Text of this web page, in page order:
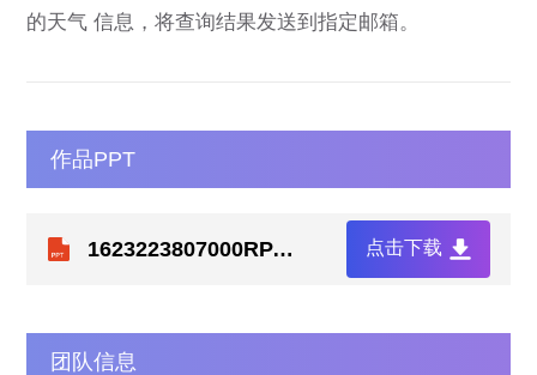
的天气 信息，将查询结果发送到指定邮箱。
作品PPT
1623223807000RPA+AI开发大赛.pptx 点击下载
团队信息